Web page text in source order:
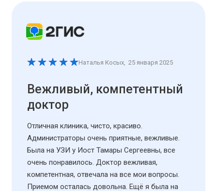
Наталья Косых, 25 января 2025
Вежливый, компетентный
доктор
Отличная клиника, чисто, красиво.
Администраторы очень приятные, вежливые.
Была на УЗИ у Иост Тамары Сергеевны, все
очень понравилось. Доктор вежливая,
компетентная, отвечала на все мои вопросы.
Приемом осталась довольна. Ещё я была на